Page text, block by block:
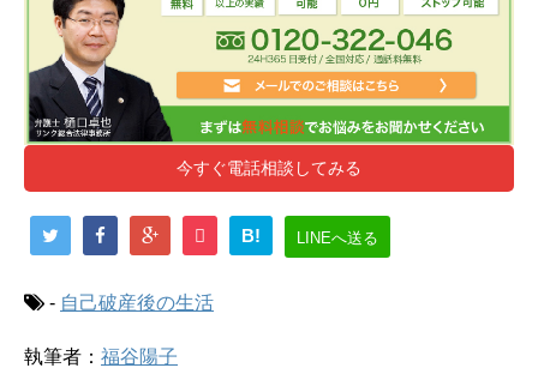
今すぐ電話相談してみる
B! LINEへ送る
- 自己破産後の生活
執筆者： 福谷陽子